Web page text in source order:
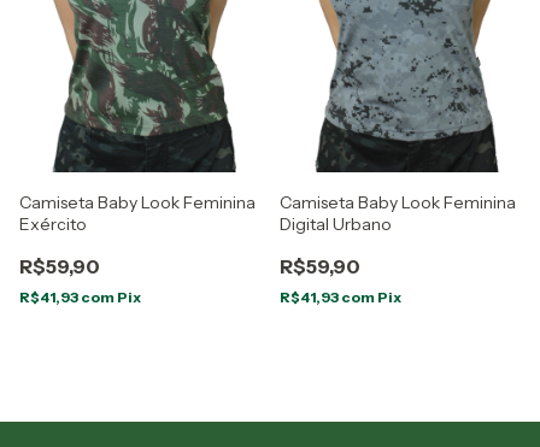
Camiseta Baby Look Feminina
Exército
R$59,90
R$41,93 com Pix
Camiseta Baby Look Feminina
Digital Urbano
R$59,90
R$41,93 com Pix